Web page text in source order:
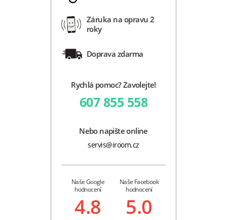
Záruka na opravu 2
roky
Doprava zdarma
Rychlá pomoc? Zavolejte!
607 855 558
Nebo napište online
servis@iroom.cz
Naše Google
hodnocení
4.8
Naše Facebook
hodnocení
5.0